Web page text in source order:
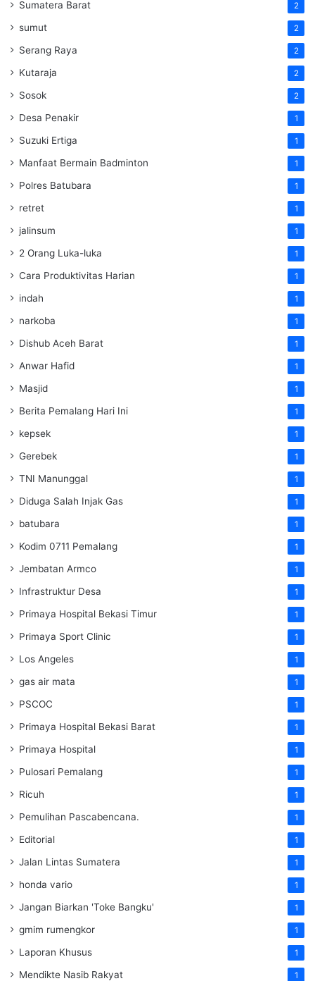
Sumatera Barat 2
sumut 2
Serang Raya 2
Kutaraja 2
Sosok 2
Desa Penakir 1
Suzuki Ertiga 1
Manfaat Bermain Badminton 1
Polres Batubara 1
retret 1
jalinsum 1
2 Orang Luka-luka 1
Cara Produktivitas Harian 1
indah 1
narkoba 1
Dishub Aceh Barat 1
Anwar Hafid 1
Masjid 1
Berita Pemalang Hari Ini 1
kepsek 1
Gerebek 1
TNI Manunggal 1
Diduga Salah Injak Gas 1
batubara 1
Kodim 0711 Pemalang 1
Jembatan Armco 1
Infrastruktur Desa 1
Primaya Hospital Bekasi Timur 1
Primaya Sport Clinic 1
Los Angeles 1
gas air mata 1
PSCOC 1
Primaya Hospital Bekasi Barat 1
Primaya Hospital 1
Pulosari Pemalang 1
Ricuh 1
Pemulihan Pascabencana. 1
Editorial 1
Jalan Lintas Sumatera 1
honda vario 1
Jangan Biarkan 'Toke Bangku' 1
gmim rumengkor 1
Laporan Khusus 1
Mendikte Nasib Rakyat 1